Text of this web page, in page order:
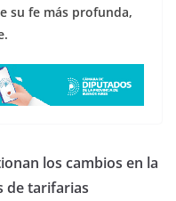
su fe más profunda,
los cambios en la
de tarifarias